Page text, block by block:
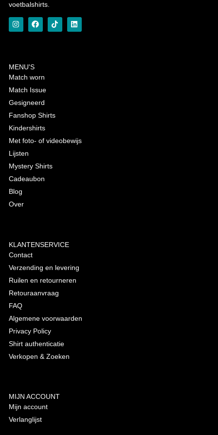
voetbalshirts.
MENU'S
Match worn
Match Issue
Gesigneerd
Fanshop Shirts
Kindershirts
Met foto- of videobewijs
Lijsten
Mystery Shirts
Cadeaubon
Blog
Over
KLANTENSERVICE
Contact
Verzending en levering
Ruilen en retourneren
Retouraanvraag
FAQ
Algemene voorwaarden
Privacy Policy
Shirt authenticatie
Verkopen & Zoeken
MIJN ACCOUNT
Mijn account
Verlanglijst